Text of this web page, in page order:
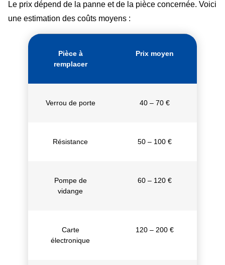
Le prix dépend de la panne et de la pièce concernée. Voici
une estimation des coûts moyens :
Pièce à
remplacer
Prix moyen
Verrou de porte 40 – 70 €
Résistance 50 – 100 €
Pompe de
vidange
60 – 120 €
Carte
électronique
120 – 200 €